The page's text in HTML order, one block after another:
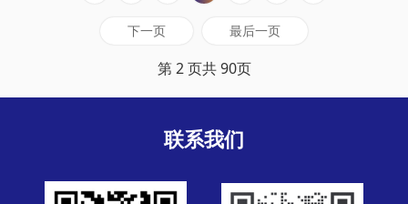
下一页 最后一页
第 2 页共 90页
联系我们